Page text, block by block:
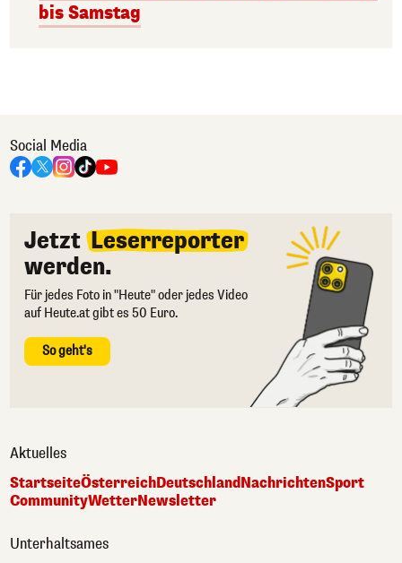
bis Samstag
Social Media
Jetzt Leserreporter
werden.
Für jedes Foto in "Heute" oder jedes Video
auf Heute.at gibt es 50 Euro.
So geht's
Aktuelles
StartseiteÖsterreichDeutschlandNachrichtenSport
CommunityWetterNewsletter
Unterhaltsames